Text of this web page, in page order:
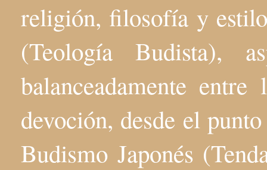
religión, filosofía y
(Teología Budista),
balanceadamente
devoción, desde el
Budismo Japonés